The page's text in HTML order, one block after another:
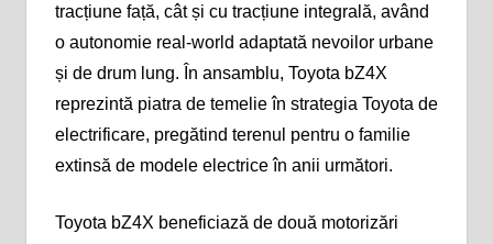
tracțiune față, cât și cu tracțiune integrală, având
o autonomie real-world adaptată nevoilor urbane
și de drum lung. În ansamblu, Toyota bZ4X
reprezintă piatra de temelie în strategia Toyota de
electrificare, pregătind terenul pentru o familie
extinsă de modele electrice în anii următori.
Toyota bZ4X beneficiază de două motorizări